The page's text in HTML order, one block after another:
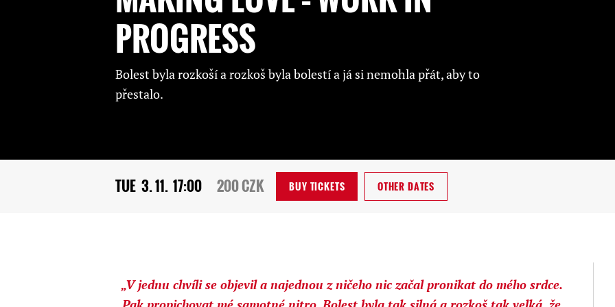
PROGRESS
Bolest byla rozkoší a rozkoš byla bolestí a já si nemohla přát, aby to
přestalo.
TUE 3. 11. 17:00 200 CZK BUY TICKETS OTHER DATES
„V jednu chvíli se objevil a najednou z ničeho nic začal pronikat do mého srdce.